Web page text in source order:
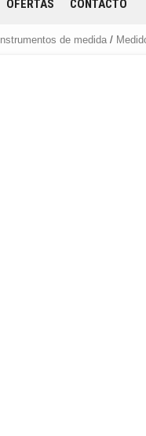
OFERTAS CONTACTO
Instrumentos de medida /